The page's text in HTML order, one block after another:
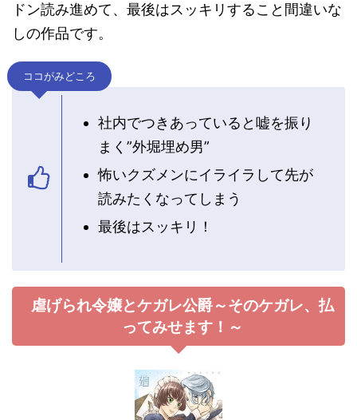
ドン読み進めて、最後はスッキリすること間違いな
しの作品です。
ココがみどころ
社内でつきあっていると嘘を振り
まく ”外堀埋め男”
怖いクズメンにイライラして先が
読みたくなってしまう
最後はスッキリ！
虐げられ令嬢とケガレ公爵～そのケガレ、払
ってみせます！～